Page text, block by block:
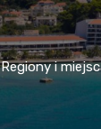
Regiony i
Regiony i